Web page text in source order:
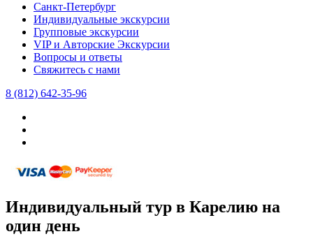
Санкт-Петербург
Индивидуальные экскурсии
Групповые экскурсии
VIP и Авторские Экскурсии
Вопросы и ответы
Свяжитесь с нами
8 (812) 642-35-96
Индивидуальный тур в Карелию на
один день